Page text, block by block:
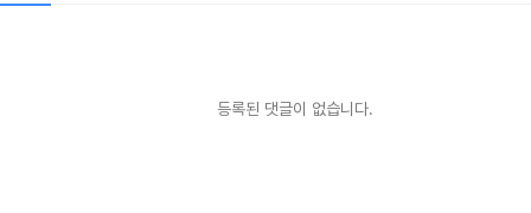
등록된 댓글이 없습니다.